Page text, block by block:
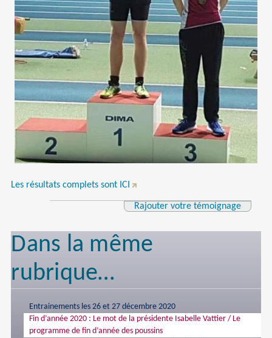
Les résultats complets sont ICI
Rajouter votre témoignage
Dans la même
rubrique…
Entrainements les 26 et 27 décembre 2020
Fin d’année 2020 : Le mot de la présidente Isabelle Vattier / Le
programme de fin d’année des poussins